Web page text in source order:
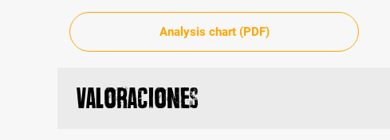
Analysis chart (PDF)
Valoraciones